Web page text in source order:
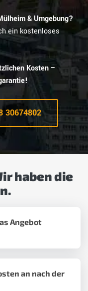
& Umgebung?
ein kostenloses
Kosten –
30674802
haben die
Angebot
an nach der